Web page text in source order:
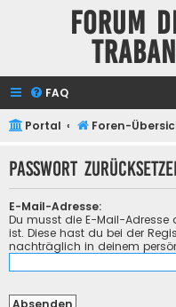
Forum
FAQ
Portal Foren-
Passwort
E-Mail-Adresse:
Du musst die E-Mail-Adresse
ist. Diese hast du bei der
nachträglich in deinem